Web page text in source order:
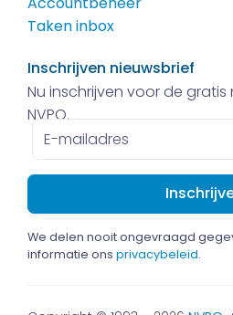
Taken inbox
Inschrijven nieuwsbrief
Nu inschrijven voor de
NVPO.
E-
mailadres
We delen nooit ongevraagd
informatie ons privacybeleid.